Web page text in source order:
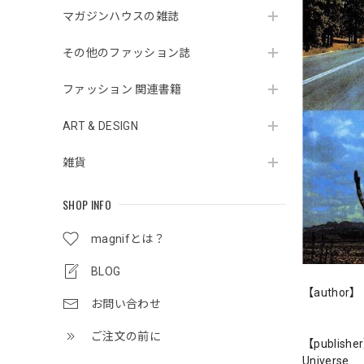
マガジンハウスの雑誌
その他のファッション誌
ファッション 関連書籍
ART & DESIGN
雑貨
SHOP INFO
magnifとは？
BLOG
お問い合わせ
ご注文の前に
【author】
【
Universe